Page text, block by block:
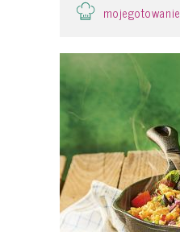
mojegotowanie